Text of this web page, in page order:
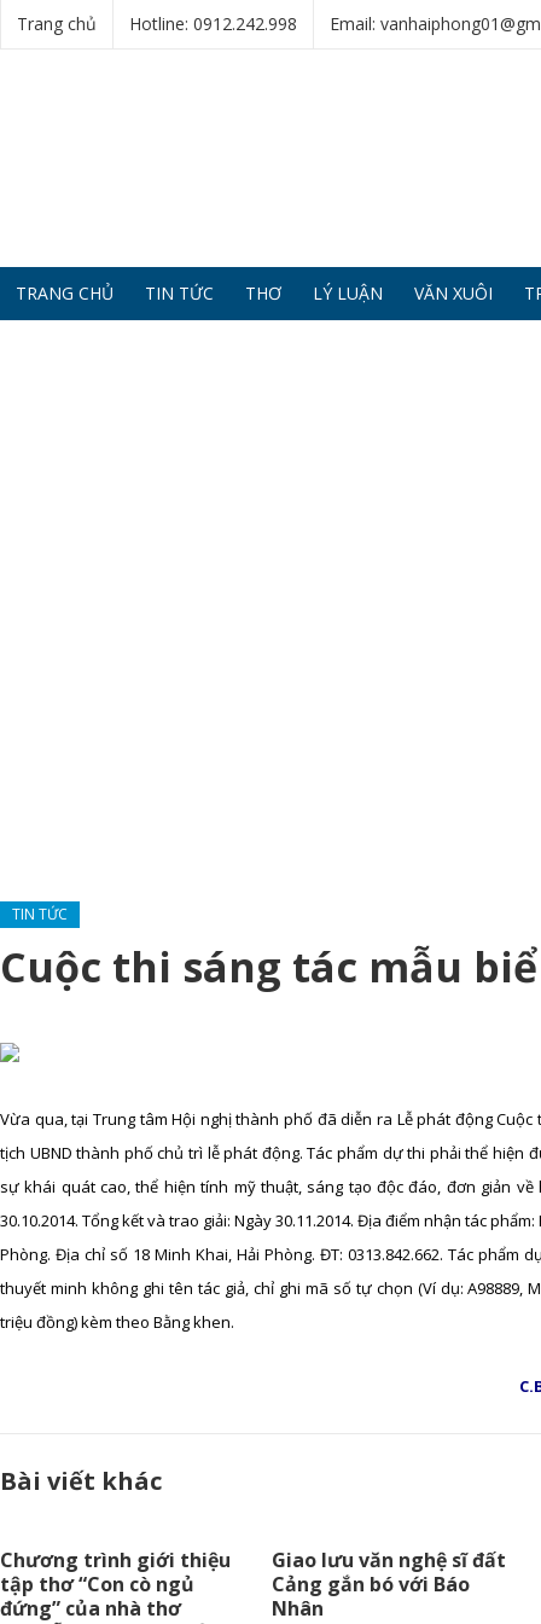
Trang chủ Hotline: 0912.242.998 Email:
TRANG CHỦ TIN TỨC THƠ LÝ LUẬN VĂN XUÔI
TIN TỨC
Cuộc thi sáng tác mẫu
Vừa qua, tại Trung tâm Hội nghị thành phố đã diễn ra Lễ phát động
tịch UBND thành phố chủ trì lễ phát động. Tác phẩm dự thi phải thể
sự khái quát cao, thể hiện tính mỹ thuật, sáng tạo độc đáo, đơn giản
30.10.2014. Tổng kết và trao giải: Ngày 30.11.2014. Địa điểm nhận tác
Phòng. Địa chỉ số 18 Minh Khai, Hải Phòng. ĐT: 0313.842.662. Tác
thuyết minh không ghi tên tác giả, chỉ ghi mã số tự chọn (Ví dụ: A98889,
triệu đồng) kèm theo Bằng khen.
Bài viết khác
Chương trình giới thiệu
tập thơ “Con cò ngủ
đứng” của nhà thơ
Giao lưu văn nghệ sĩ đất
Cảng gắn bó với Báo
Nhân